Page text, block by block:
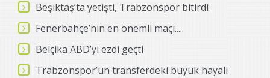
Beşiktaş’ta yetişti, Trabzonspor bitirdi
Fenerbahçe’nin en önemli maçı.....
Belçika ABD’yi ezdi geçti
Trabzonspor’un transferdeki büyük hayali